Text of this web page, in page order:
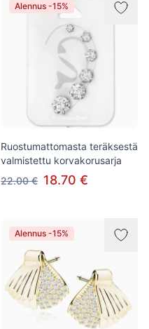
Alennus -15%
Ruostumattomasta teräksestä
valmistettu korvakorusarja
22.00 € 18.70 €
Alennus -15%